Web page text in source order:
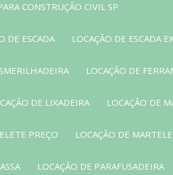
CONSTRUÇÃO CIVIL SP
DE ESCADA LOCAÇÃO DE ESCADA
LOCAÇÃO DE
DE LIXADEIRA LOCAÇÃO DE
PREÇO LOCAÇÃO DE
LOCAÇÃO DE PARAFUSADEIRA